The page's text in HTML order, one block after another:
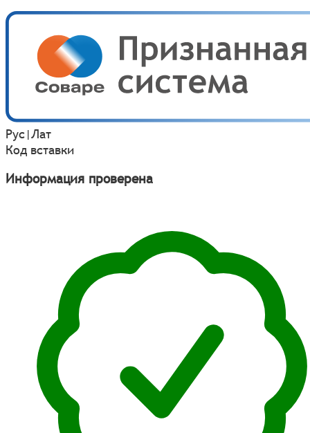
Рус|Лат
Код вставки
Информация проверена